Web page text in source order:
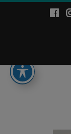
לעמוד
לג'יט
Legit